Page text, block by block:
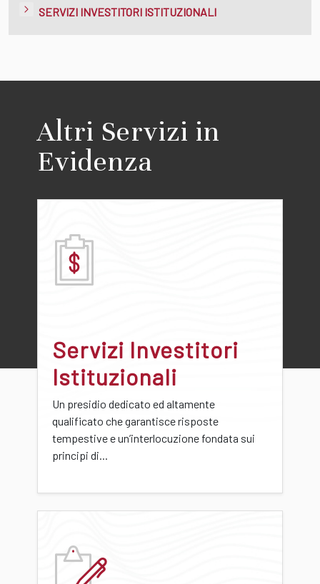
SERVIZI INVESTITORI ISTITUZIONALI
Altri Servizi in
Evidenza
Servizi Investitori
Istituzionali
Un presidio dedicato ed altamente
qualificato che garantisce risposte
tempestive e un’interlocuzione fondata sui
principi di...